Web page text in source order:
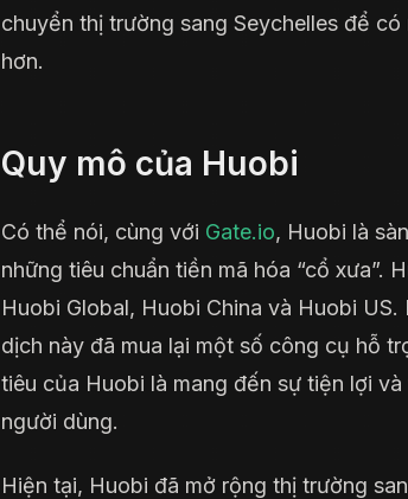
chuyển thị trường sang Seychelles để
hơn.
Quy mô của Huobi
Có thể nói, cùng với Gate.io, Huobi là
những tiêu chuẩn tiền mã hóa “cổ xưa”.
Huobi Global, Huobi China và Huobi US.
dịch này đã mua lại một số công cụ hỗ
tiêu của Huobi là mang đến sự tiện lợi
người dùng.
Hiện tại, Huobi đã mở rộng thị trường